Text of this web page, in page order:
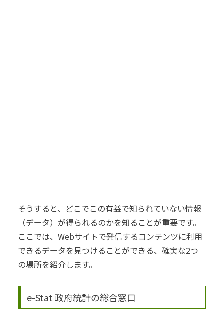
そうすると、どこでこの有益で知られていない情報
（データ）が得られるのかを知ることが重要です。
ここでは、Webサイトで発信するコンテンツに利用
できるデータを見つけることができる、確実な2つ
の場所を紹介します。
e-Stat 政府統計の総合窓口